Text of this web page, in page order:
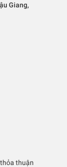
Giang,
thuận